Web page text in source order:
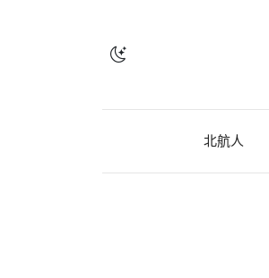
北航人